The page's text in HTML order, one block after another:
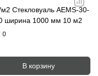
м2 Стекловуаль AEMS-30-
ширина 1000 мм 10 м2
0
В корзину